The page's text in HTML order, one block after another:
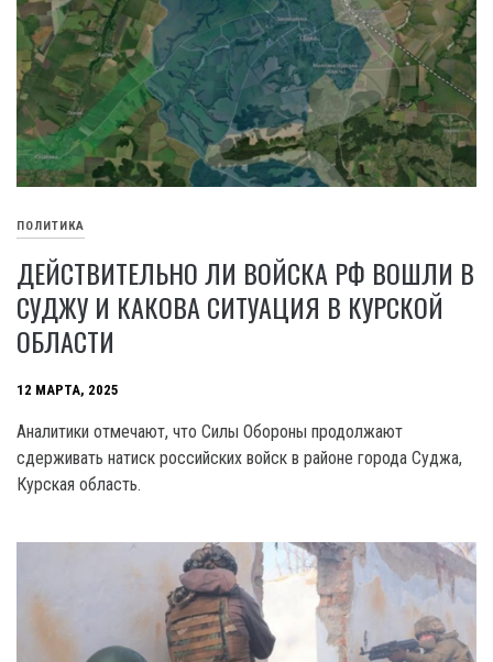
ПОЛИТИКА
ДЕЙСТВИТЕЛЬНО ЛИ ВОЙСКА РФ ВОШЛИ В
СУДЖУ И КАКОВА СИТУАЦИЯ В КУРСКОЙ
ОБЛАСТИ
12 МАРТА, 2025
Аналитики отмечают, что Силы Обороны продолжают
сдерживать натиск российских войск в районе города Суджа,
Курская область.